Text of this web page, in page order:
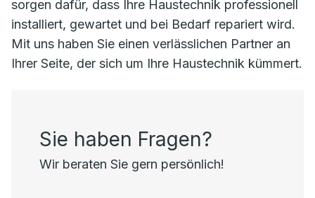
sorgen dafür, dass Ihre Haustechnik professionell
installiert, gewartet und bei Bedarf repariert wird.
Mit uns haben Sie einen verlässlichen Partner an
Ihrer Seite, der sich um Ihre Haustechnik kümmert.
Sie haben Fragen?
Wir beraten Sie gern persönlich!